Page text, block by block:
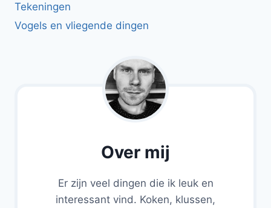
Tekeningen
Vogels en vliegende dingen
Over mij
Er zijn veel dingen die ik leuk en
interessant vind. Koken, klussen,